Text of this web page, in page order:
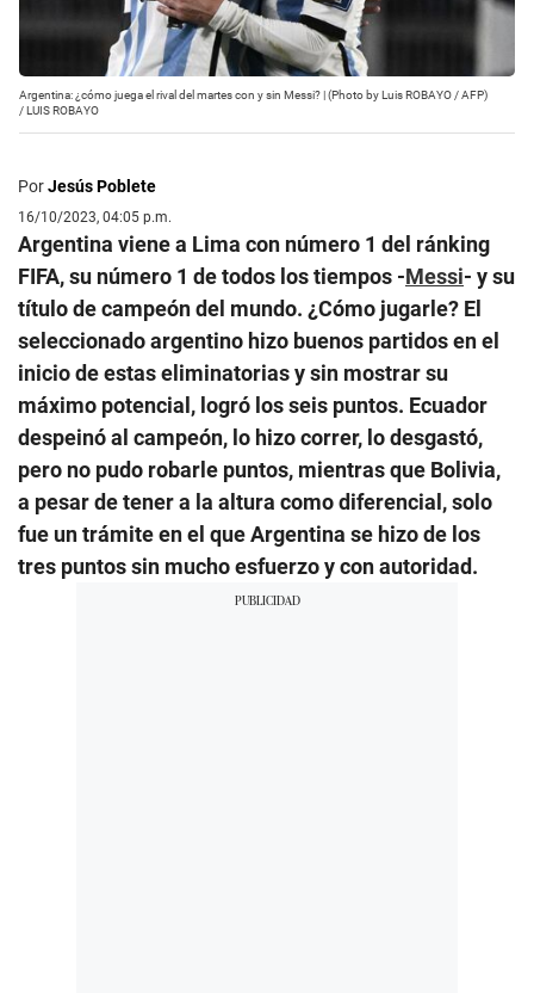
Argentina: ¿cómo juega el rival del martes con y sin Messi? | (Photo by Luis ROBAYO / AFP)
/LUIS ROBAYO
PorJesús Poblete
16/10/2023, 04:05 p.m.
Argentina viene a Lima con número 1 del ránking
FIFA, su número 1 de todos los tiempos -Messi- y su
título de campeón del mundo. ¿Cómo jugarle? El
seleccionado argentino hizo buenos partidos en el
inicio de estas eliminatorias y sin mostrar su
máximo potencial, logró los seis puntos. Ecuador
despeinó al campeón, lo hizo correr, lo desgastó,
pero no pudo robarle puntos, mientras que Bolivia,
a pesar de tener a la altura como diferencial, solo
fue un trámite en el que Argentina se hizo de los
tres puntos sin mucho esfuerzo y con autoridad.